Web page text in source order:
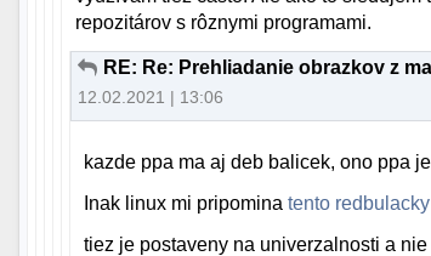
repozitárov s rôznymi programami.
RE: Re: Prehliadanie obrazkov z
12.02.2021 | 13:06
kazde ppa ma aj deb balicek, ono ppa
Inak linux mi pripomina tento
tiez je postaveny na univerzalnosti a